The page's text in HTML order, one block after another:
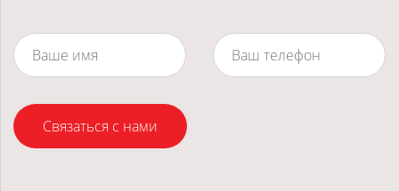
Связаться с нами